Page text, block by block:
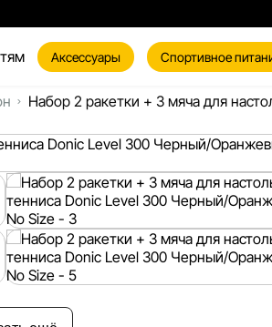
Аксессуары Спортивное
Набор 2 ракетки + 3 мяча для